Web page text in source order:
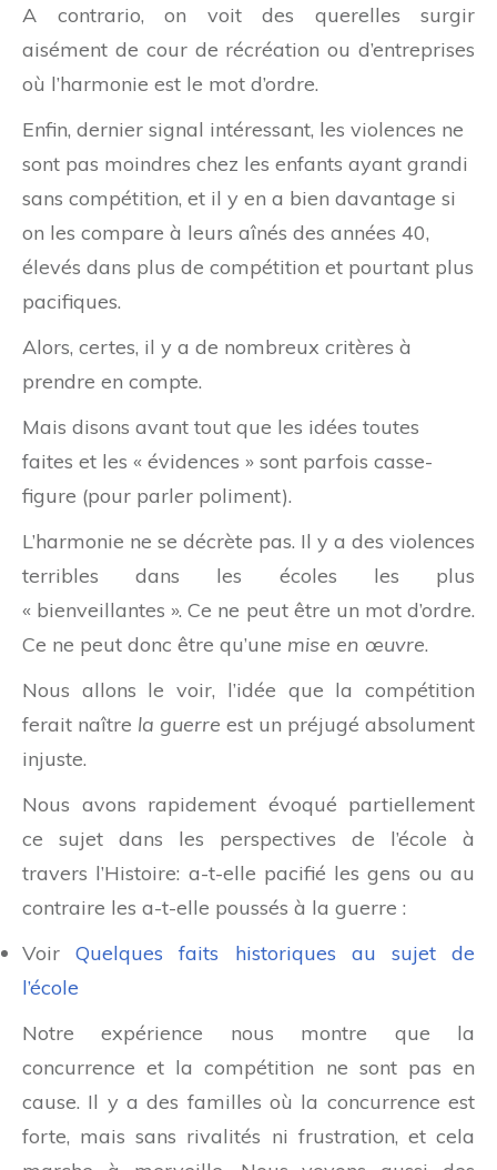
A contrario, on voit des querelles surgir
aisément de cour de récréation ou d’entreprises
où l’harmonie est le mot d’ordre.
Enfin, dernier signal intéressant, les violences ne
sont pas moindres chez les enfants ayant grandi
sans compétition, et il y en a bien davantage si
on les compare à leurs aînés des années 40,
élevés dans plus de compétition et pourtant plus
pacifiques.
Alors, certes, il y a de nombreux critères à
prendre en compte.
Mais disons avant tout que les idées toutes
faites et les « évidences » sont parfois casse-
figure (pour parler poliment).
L’harmonie ne se décrète pas. Il y a des violences
terribles dans les écoles les plus
« bienveillantes ». Ce ne peut être un mot d’ordre.
Ce ne peut donc être qu’une mise en œuvre.
Nous allons le voir, l’idée que la compétition
ferait naître la guerre est un préjugé absolument
injuste.
Nous avons rapidement évoqué partiellement
ce sujet dans les perspectives de l’école à
travers l’Histoire: a-t-elle pacifié les gens ou au
contraire les a-t-elle poussés à la guerre :
VoirQuelques faits historiques au sujet de
l’école
Notre expérience nous montre que la
concurrence et la compétition ne sont pas en
cause. Il y a des familles où la concurrence est
forte, mais sans rivalités ni frustration, et cela